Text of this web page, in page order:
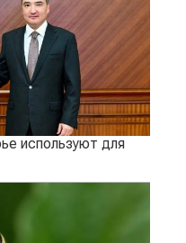
используют для